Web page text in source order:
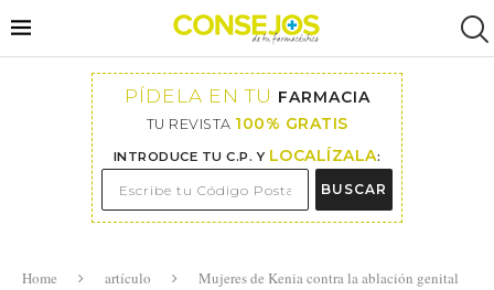
PÍDELA EN TU FARMACIA
TU REVISTA 100% GRATIS
INTRODUCE TU C.P. Y LOCALÍZALA:
BUSCAR
Home artículo
Mujeres de Kenia contra la ablación genital